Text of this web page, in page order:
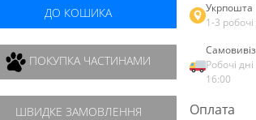
ДО КОШИКА
ПОКУПКА ЧАСТИНАМИ
ШВИДКЕ ЗАМОВЛЕННЯ
Укрпошта
1-3 робочі
Робочі
16:00
Оплата